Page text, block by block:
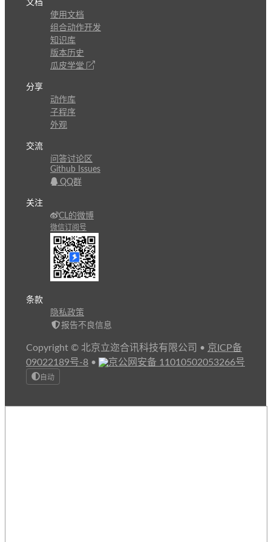
文档
使用文档
组合动作开发
知识库
版本历史
瓜皮学堂
分享
动作库
子程序
外观
交流
问答讨论区
Github Issues
QQ群
关注
CL的微博
微信订阅号
条款
隐私政策
报告不良信息
Copyright © 北京立迩合讯科技有限公司 • 京ICP备
09022189号-8 • 京公网安备 11010502053266号
自动